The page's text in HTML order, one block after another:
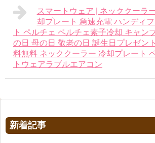
スマートウェア | ネッククーラ
却プレート 急速充電 ハンディ
ト ペルチェ ペルチェ素子冷却 キャン
の日 母の日 敬老の日 誕生日プレゼン
料無料 ネッククーラー 冷却プレート
トウェアラブルエアコン
新着記事